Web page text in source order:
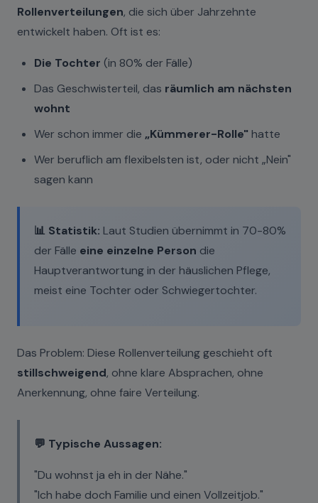
Rollenverteilungen, die sich über Jahrzehnte
entwickelt haben. Oft ist es:
Die Tochter (in 80% der Fälle)
Das Geschwisterteil, das räumlich am nächsten
wohnt
Wer schon immer die „Kümmerer-Rolle" hatte
Wer beruflich am flexibelsten ist, oder nicht „Nein"
sagen kann
📊 Statistik: Laut Studien übernimmt in 70-80%
der Fälle eine einzelne Person die
Hauptverantwortung in der häuslichen Pflege,
meist eine Tochter oder Schwiegertochter.
Das Problem: Diese Rollenverteilung geschieht oft
stillschweigend, ohne klare Absprachen, ohne
Anerkennung, ohne faire Verteilung.
💬 Typische Aussagen:
"Du wohnst ja eh in der Nähe."
"Ich habe doch Familie und einen Vollzeitjob."